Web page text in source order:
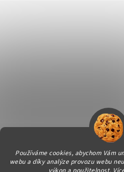
Používáme cookies, abychom Vám
webu a díky analýze provozu webu
Vytvořil